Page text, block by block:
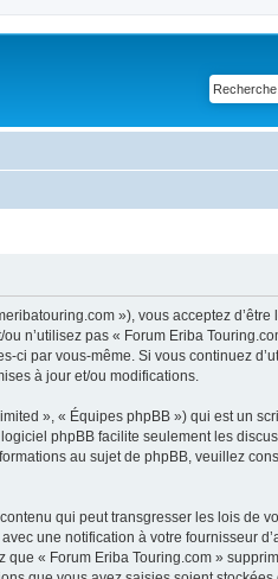
»), vous acceptez
n’utilisez pas « Forum Eriba
ci par vous-même. Si vous continuez
à jour et/ou modifications.
», « Équipes phpBB ») qui est un
logiciel phpBB facilite seulement les
au sujet de phpBB, veuillez
qui peut transgresser les lois de
une notification à votre fournisseur
« Forum Eriba Touring.com »